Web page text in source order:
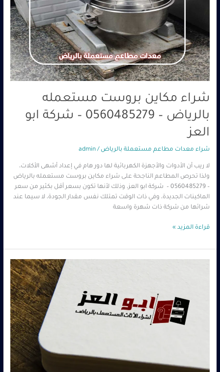
شراء مكاين بروست مستعمله
بالرياض – 0560485279 – شركة ابو
العز
شراء معدات مطاعم مستعملة بالرياض /
admin
لا ريب أن الأدوات والأجهزة الكهربائية لها دور هام في إعداد أشهى الأكلات،
ولذا تحرص المطاعم الناجحة على شراء مكاين بروست مستعمله بالرياض
– 0560485279 – شركة ابو العز، وذلك لأنها تكون بسعر أقل بكثير من سعر
الماكينات الجديدة، وفي ذات الوقت تمتلك نفس مقدار الجودة، لا سيما عند
شرائها من شركة ذات شهرة واسعة
قراءة المزيد »
بالرياض
0560485279
العز